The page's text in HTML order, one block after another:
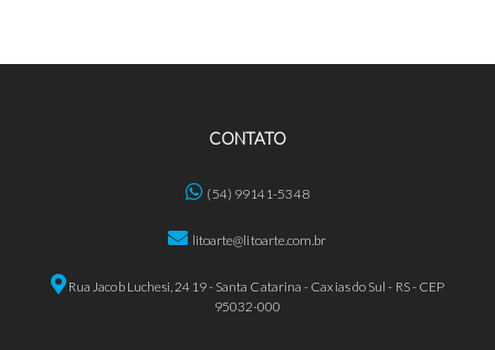
CONTATO
(54) 99141-5348
litoarte@litoarte.com.br
Rua Jacob Luchesi, 2419 - Santa Catarina - Caxias do Sul - RS - CEP
95032-000